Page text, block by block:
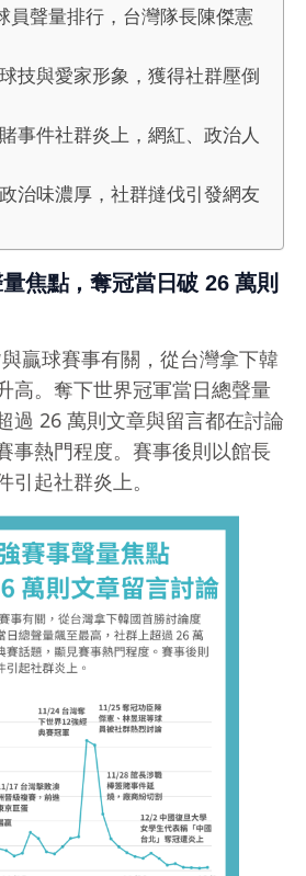
員聲量排行，台灣隊長陳傑憲
技與愛家形象，獲得社群壓倒
事件社群炎上，網紅、政治人
治味濃厚，社群撻伐引發網友
焦點，奪冠當日破 26 萬則
贏球賽事有關，從台灣拿下韓
高。奪下世界冠軍當日總聲量
過 26 萬則文章與留言都在討論
事熱門程度。賽事後則以館長
起社群炎上。